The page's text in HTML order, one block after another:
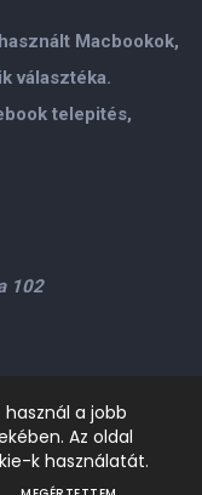
Macbookok,
választéka.
telepités,
102
Váci út 9-15
+36209906363
a jobb
Az oldal
k használatát.